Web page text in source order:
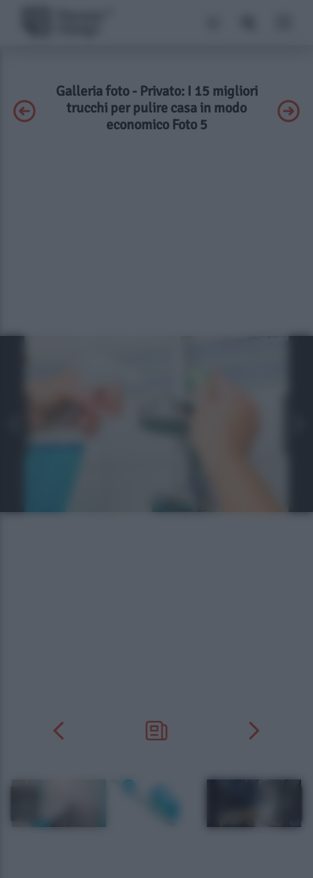
Galleria foto - Privato: I 15 migliori
trucchi per pulire casa in modo
economico Foto 5